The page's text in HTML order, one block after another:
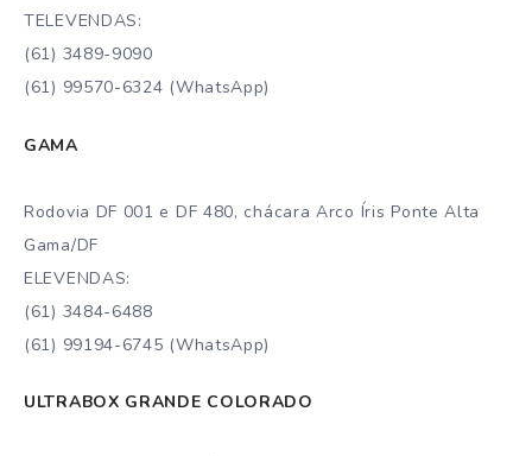
TELEVENDAS:
(61) 3489-9090
(61) 99570-6324 (WhatsApp)
GAMA
Rodovia DF 001 e DF 480, chácara Arco Íris Ponte Alta
Gama/DF
ELEVENDAS:
(61) 3484-6488
(61) 99194-6745 (WhatsApp)
ULTRABOX GRANDE COLORADO